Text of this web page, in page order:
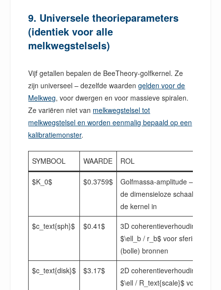
9. Universele theorieparameters
(identiek voor alle
melkwegstelsels)
Vijf getallen bepalen de BeeTheory-golfkernel. Ze
zijn universeel – dezelfde waardengelden voor de
Melkweg, voor dwergen en voor massieve spiralen.
Ze variëren niet van melkwegstelsel tot
melkwegstelsel en worden eenmalig bepaald op een
kalibratiemonster.
SYMBOOL WAARDE ROL
$K_0$ $0.3759$
Golfmassa-amplitude – stelt
de dimensieloze schaal van
de kernel in
$c_text{sph}$
$0.41$
3D coherentieverhouding:
$\ell_b / r_b$ voor sferische
(bolle) bronnen
$c_text{disk}$
$3.17$
2D coherentieverhouding:
$\ell / R_text{scale}$ voor